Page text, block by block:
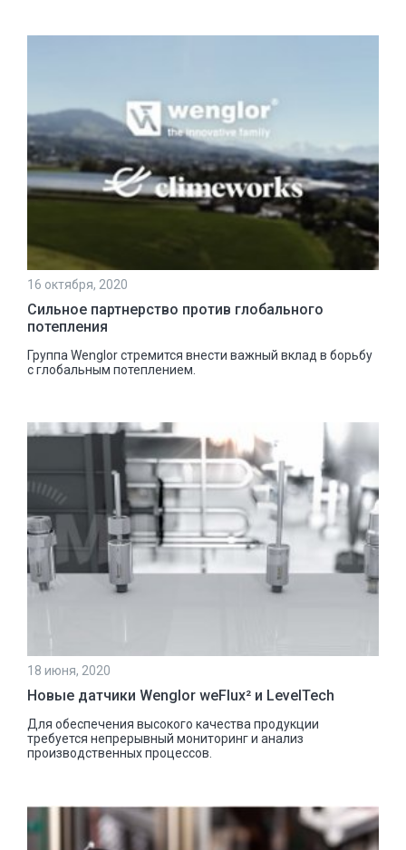
16 октября, 2020
Сильное партнерство против глобального
потепления
Группа Wenglor стремится внести важный вклад в борьбу
с глобальным потеплением.
18 июня, 2020
Новые датчики Wenglor weFlux² и LevelTech
Для обеспечения высокого качества продукции
требуется непрерывный мониторинг и анализ
производственных процессов.